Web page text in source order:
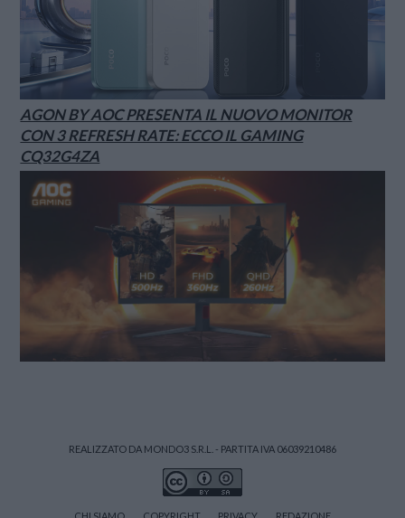
AGON BY AOC PRESENTA IL NUOVO MONITOR
CON 3 REFRESH RATE: ECCO IL GAMING
CQ32G4ZA
REALIZZATO DA MONDO3 S.R.L. - PARTITA IVA 06039210486